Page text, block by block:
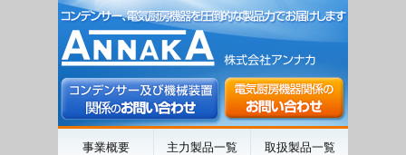
事業概要 主力製品一覧 取扱製品一覧